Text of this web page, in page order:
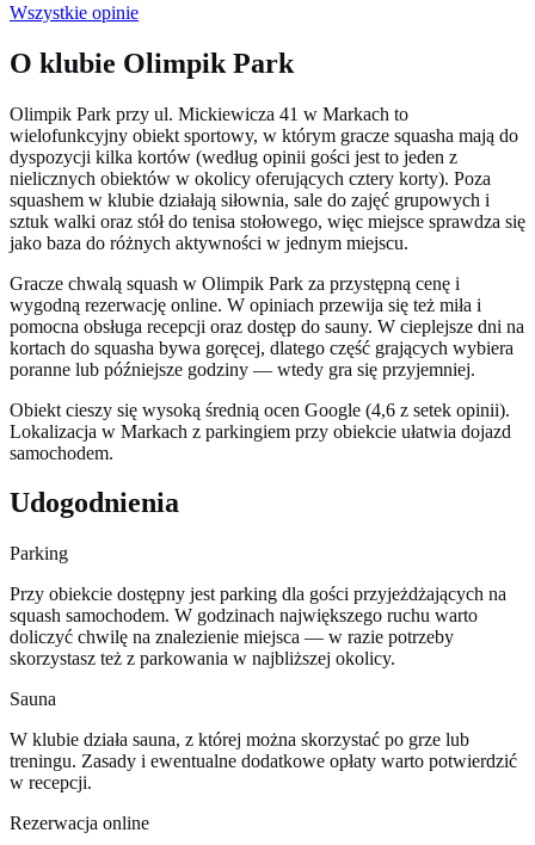
Wszystkie opinie
O klubie Olimpik Park
Olimpik Park przy ul. Mickiewicza 41 w Markach to
wielofunkcyjny obiekt sportowy, w którym gracze squasha mają do
dyspozycji kilka kortów (według opinii gości jest to jeden z
nielicznych obiektów w okolicy oferujących cztery korty). Poza
squashem w klubie działają siłownia, sale do zajęć grupowych i
sztuk walki oraz stół do tenisa stołowego, więc miejsce sprawdza się
jako baza do różnych aktywności w jednym miejscu.
Gracze chwalą squash w Olimpik Park za przystępną cenę i
wygodną rezerwację online. W opiniach przewija się też miła i
pomocna obsługa recepcji oraz dostęp do sauny. W cieplejsze dni na
kortach do squasha bywa goręcej, dlatego część grających wybiera
poranne lub późniejsze godziny — wtedy gra się przyjemniej.
Obiekt cieszy się wysoką średnią ocen Google (4,6 z setek opinii).
Lokalizacja w Markach z parkingiem przy obiekcie ułatwia dojazd
samochodem.
Udogodnienia
Parking
Przy obiekcie dostępny jest parking dla gości przyjeżdżających na
squash samochodem. W godzinach największego ruchu warto
doliczyć chwilę na znalezienie miejsca — w razie potrzeby
skorzystasz też z parkowania w najbliższej okolicy.
Sauna
W klubie działa sauna, z której można skorzystać po grze lub
treningu. Zasady i ewentualne dodatkowe opłaty warto potwierdzić
w recepcji.
Rezerwacja online